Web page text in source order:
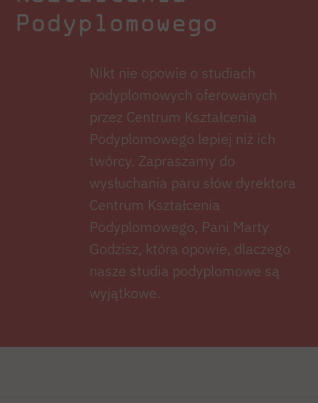
psychicznych, analizie procesów związanych
z oceną wiarygodności źródeł oraz
podejmowaniem decyzji w warunkach stresu
i obciążenia psychicznego.
Jego dorobek naukowy obejmuje publikacje z
zakresu obliczeń neuronalnych (w tym
neuromorficznych), uczenia maszynowego
oraz symulacji wielkoskalowych układów
neuronów biologicznych. Szczególne miejsce
zajmuje w nich analiza EEG procesów
kognitywnych i wyższych funkcji
psychicznych z wykorzystaniem metodologii
data science. Prof. Wójcik współpracował z
wieloma międzynarodowymi ośrodkami
Oksfordzki, Uniwersytet w Edynburgu,
Podyplomowego
Nikt nie opowie o studiach
podyplomowych oferowanych
przez Centrum Kształcenia
Podyplomowego lepiej niż ich
twórcy. Zapraszamy do
wysłuchania paru słów dyrektora
Centrum Kształcenia
Podyplomowego, Pani Marty
Godzisz, która opowie, dlaczego
nasze studia podyplomowe są
wyjątkowe.